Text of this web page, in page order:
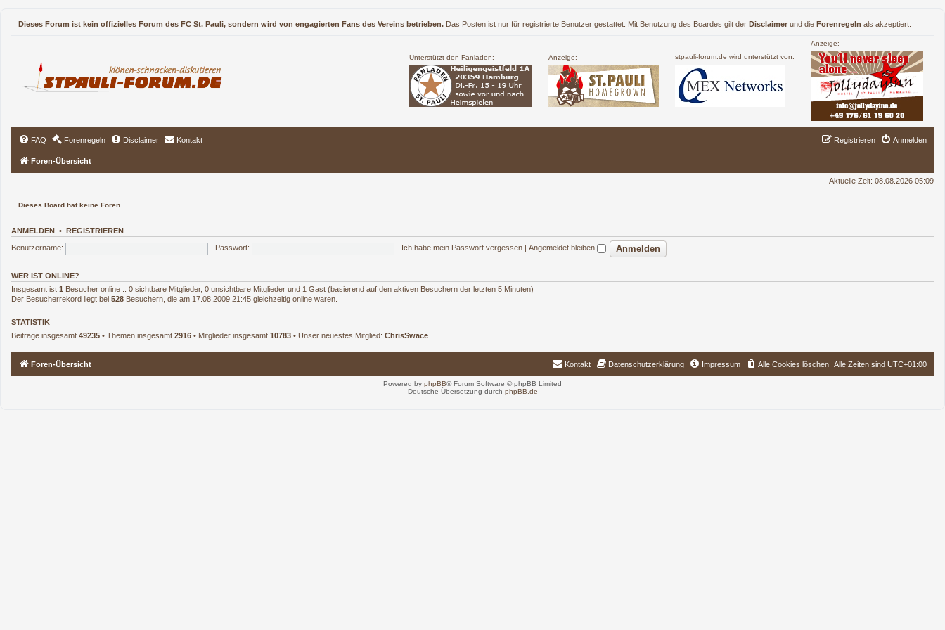
Dieses Forum ist kein offizielles Forum des FC St. Pauli, sondern wird von engagierten Fans des Vereins betrieben. Das Posten ist nur für registrierte Benutzer gestattet. Mit Benutzung des Boardes gilt der Disclaimer und die Forenregeln als akzeptiert.
Unterstützt den Fanladen: Anzeige: stpauli-forum.de wird unterstützt von:
Anzeige:
FAQ Forenregeln Disclaimer Kontakt Anmelden
Registrieren
Foren-Übersicht
Aktuelle Zeit: 08.08.2026 05:09
Dieses Board hat keine Foren.
ANMELDEN • REGISTRIEREN
Benutzername: Passwort: Ich habe mein Passwort vergessen Angemeldet bleiben
WER IST ONLINE?
Insgesamt ist 1 Besucher online :: 0 sichtbare Mitglieder, 0 unsichtbare Mitglieder und 1 Gast (basierend auf den aktiven Besuchern der letzten 5 Minuten)
Der Besucherrekord liegt bei 528 Besuchern, die am 17.08.2009 21:45 gleichzeitig online waren.
STATISTIK
Beiträge insgesamt 49235 • Themen insgesamt 2916 • Mitglieder insgesamt 10783 • Unser neuestes Mitglied: ChrisSwace
Foren-Übersicht Alle Zeiten sind UTC+01:00
Alle Cookies löschen
Impressum
Datenschutzerklärung
Kontakt
Powered by phpBB® Forum Software © phpBB Limited
Deutsche Übersetzung durch phpBB.de